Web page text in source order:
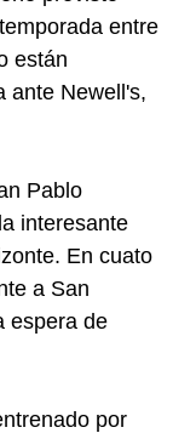
entre
están
ante Newell's,
Pablo
interesante
En cuato
a San
espera de
por